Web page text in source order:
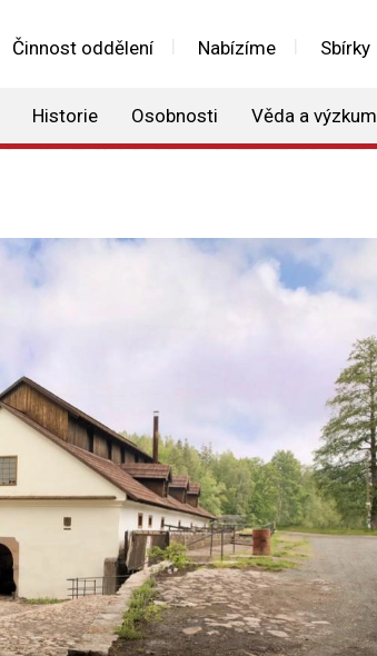
Činnost oddělení Nabízíme Sbírky
Historie Osobnosti Věda a výzkum